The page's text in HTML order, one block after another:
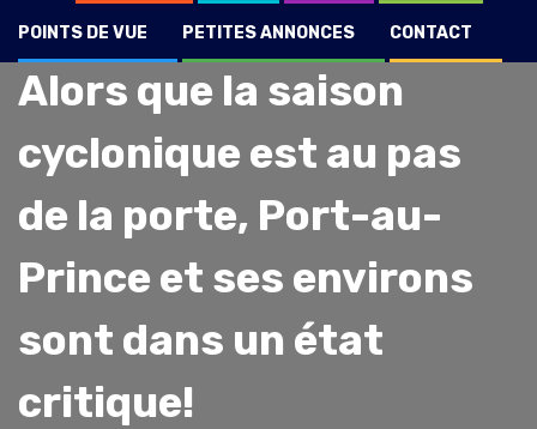
POINTS DE VUE PETITES ANNONCES CONTACT
Société
Alors que la saison
cyclonique est au pas
de la porte, Port-au-
Prince et ses environs
sont dans un état
critique!